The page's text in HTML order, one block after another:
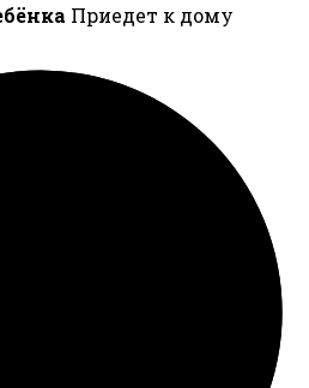
Приедет к дому